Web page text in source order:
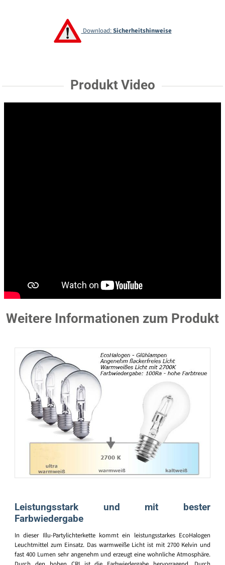
Download:Sicherheitshinweise
Produkt Video
Weitere Informationen zum Produkt
Leistungsstark und mit bester
Farbwiedergabe
In dieser Illu-Partylichterkette kommt ein leistungsstarkes EcoHalogen
Leuchtmittel zum Einsatz. Das warmweiße Licht ist mit 2700 Kelvin und
fast 400 Lumen sehr angenehm und erzeugt eine wohnliche Atmosphäre.